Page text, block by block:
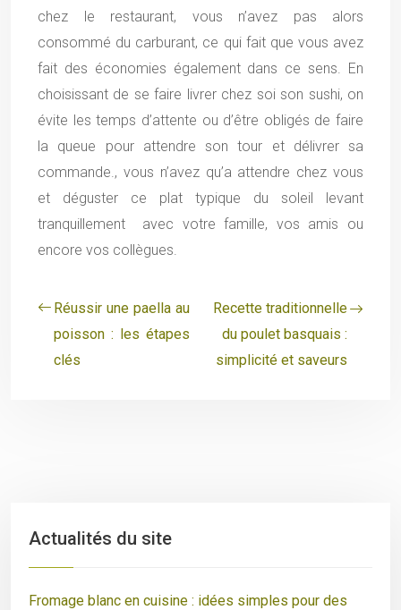
chez le restaurant, vous n’avez pas alors
consommé du carburant, ce qui fait que vous avez
fait des économies également dans ce sens. En
choisissant de se faire livrer chez soi son sushi, on
évite les temps d’attente ou d’être obligés de faire
la queue pour attendre son tour et délivrer sa
commande., vous n’avez qu’a attendre chez vous
et déguster ce plat typique du soleil levant
tranquillement avec votre famille, vos amis ou
encore vos collègues.
Réussir une paella au
poisson : les étapes
clés
Recette traditionnelle
du poulet basquais :
simplicité et saveurs
Actualités du site
Fromage blanc en cuisine : idées simples pour des